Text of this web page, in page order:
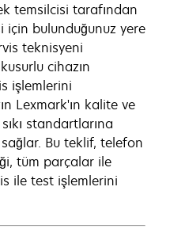
temsilcisi tarafından
için bulunduğunuz yere
teknisyeni
cihazın
işlemlerini
Lexmark'ın kalite ve
standartlarına
Bu teklif, telefon
tüm parçalar ile
ile test işlemlerini